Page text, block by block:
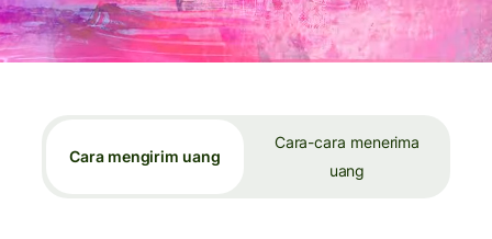
Cara mengirim uang
Cara-cara menerima
uang